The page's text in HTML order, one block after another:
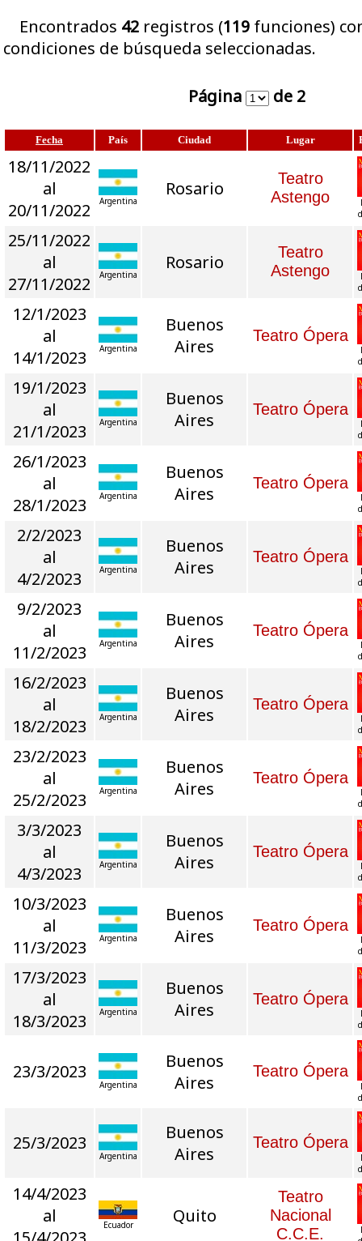
Encontrados 42 registros (119 funciones)
condiciones de búsqueda seleccionadas.
Página de 2
Fecha País Ciudad Lugar
18/11/2022
al
20/11/2022
Argentina
Rosario
Teatro
Astengo
25/11/2022
al
27/11/2022
Argentina
Rosario
Teatro
Astengo
12/1/2023
al
14/1/2023
Argentina
Buenos
Aires
Teatro Ópera
19/1/2023
al
21/1/2023
Argentina
Buenos
Aires
Teatro Ópera
26/1/2023
al
28/1/2023
Argentina
Buenos
Aires
Teatro Ópera
2/2/2023
al
4/2/2023
Argentina
Buenos
Aires
Teatro Ópera
9/2/2023
al
11/2/2023
Argentina
Buenos
Aires
Teatro Ópera
16/2/2023
al
18/2/2023
Argentina
Buenos
Aires
Teatro Ópera
23/2/2023
al
25/2/2023
Argentina
Buenos
Aires
Teatro Ópera
3/3/2023
al
4/3/2023
Argentina
Buenos
Aires
Teatro Ópera
10/3/2023
al
11/3/2023
Argentina
Buenos
Aires
Teatro Ópera
17/3/2023
al
18/3/2023
Argentina
Buenos
Aires
Teatro Ópera
23/3/2023
Argentina
Buenos
Aires
Teatro Ópera
25/3/2023
Argentina
Buenos
Aires
Teatro Ópera
14/4/2023
al
Ecuador Quito
Teatro
Nacional
C.C.E.